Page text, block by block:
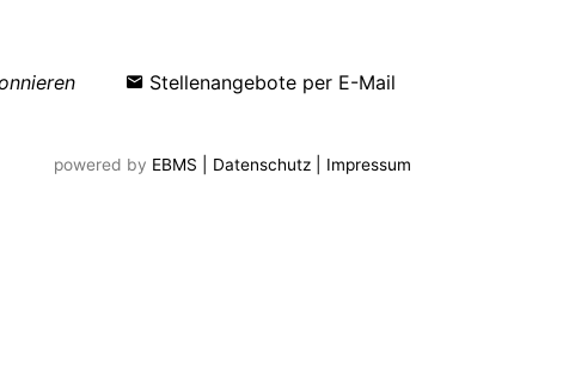
powered by EBMS | Datenschutz | Impressum